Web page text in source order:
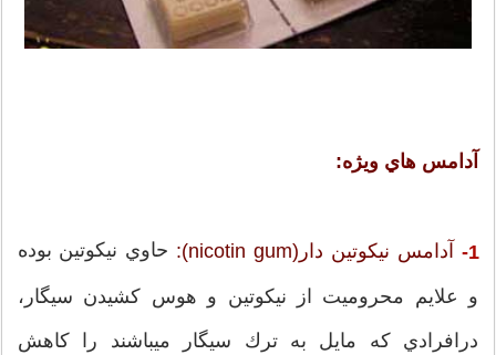
آدامس هاي ويژه:
1- آدامس نيكوتين دار(nicotin gum): حاوي نيكوتين بوده
و علايم محروميت از نيكوتين و هوس كشيدن سيگار،
درافرادي كه مايل به ترك سيگار ميباشند را كاهش